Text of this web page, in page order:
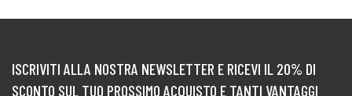
ISCRIVITI ALLA NOSTRA NEWSLETTER E RICEVI IL 20% DI
SCONTO SUL TUO PROSSIMO ACQUISTO E TANTI VANTAGGI